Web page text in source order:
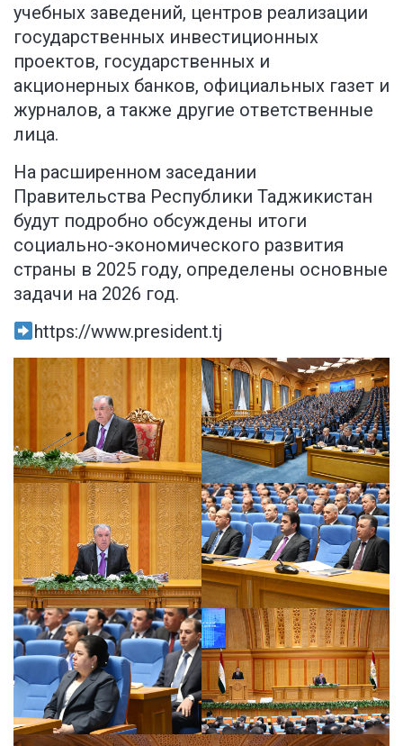
учебных заведений, центров реализации
государственных инвестиционных
проектов, государственных и
акционерных банков, официальных газет и
журналов, а также другие ответственные
лица.
На расширенном заседании
Правительства Республики Таджикистан
будут подробно обсуждены итоги
социально-экономического развития
страны в 2025 году, определены основные
задачи на 2026 год.
https://www.president.tj